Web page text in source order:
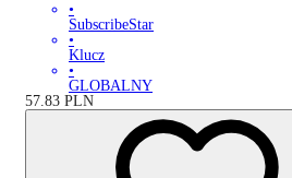
•
SubscribeStar
•
Klucz
•
GLOBALNY
57.83 PLN